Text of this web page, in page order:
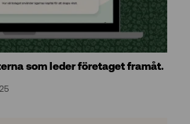
som leder företaget framåt.